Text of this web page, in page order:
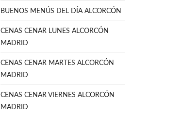
BUENOS MENÚS DEL DÍA ALCORCÓN
CENAS CENAR LUNES ALCORCÓN
MADRID
CENAS CENAR MARTES ALCORCÓN
MADRID
CENAS CENAR VIERNES ALCORCÓN
MADRID